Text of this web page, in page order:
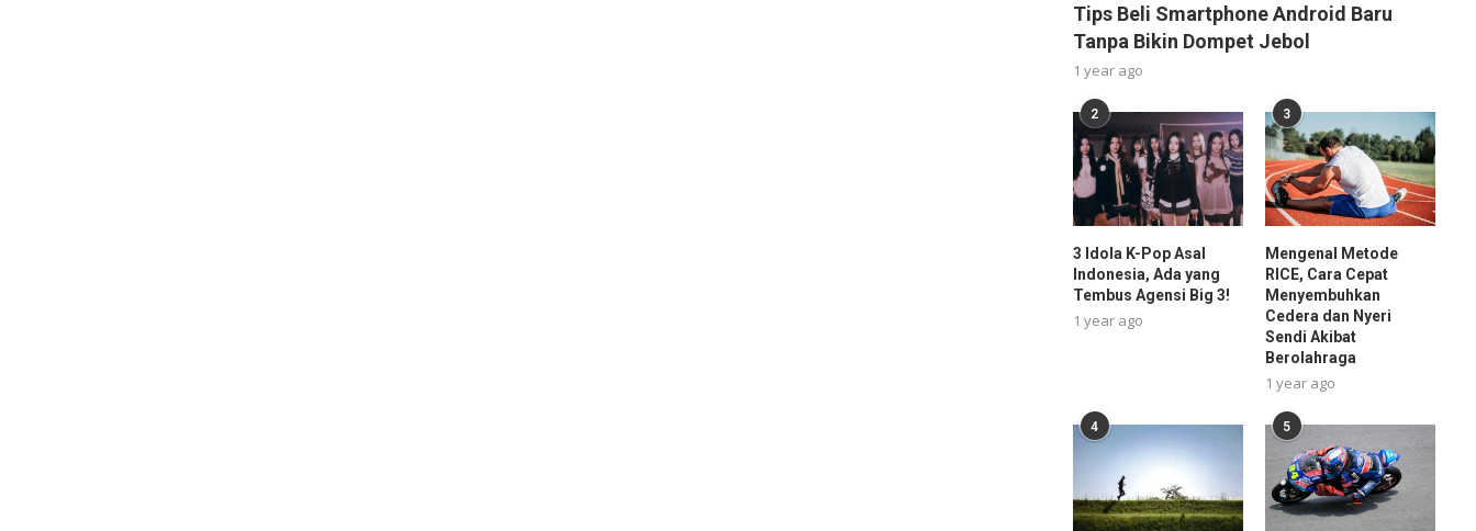
Tips Beli Smartphone Android Baru
Tanpa Bikin Dompet Jebol
1 year ago
2
3 Idola K-Pop Asal
Indonesia, Ada yang
Tembus Agensi Big 3!
1 year ago
3
Mengenal Metode
RICE, Cara Cepat
Menyembuhkan
Cedera dan Nyeri
Sendi Akibat
Berolahraga
1 year ago
4 5